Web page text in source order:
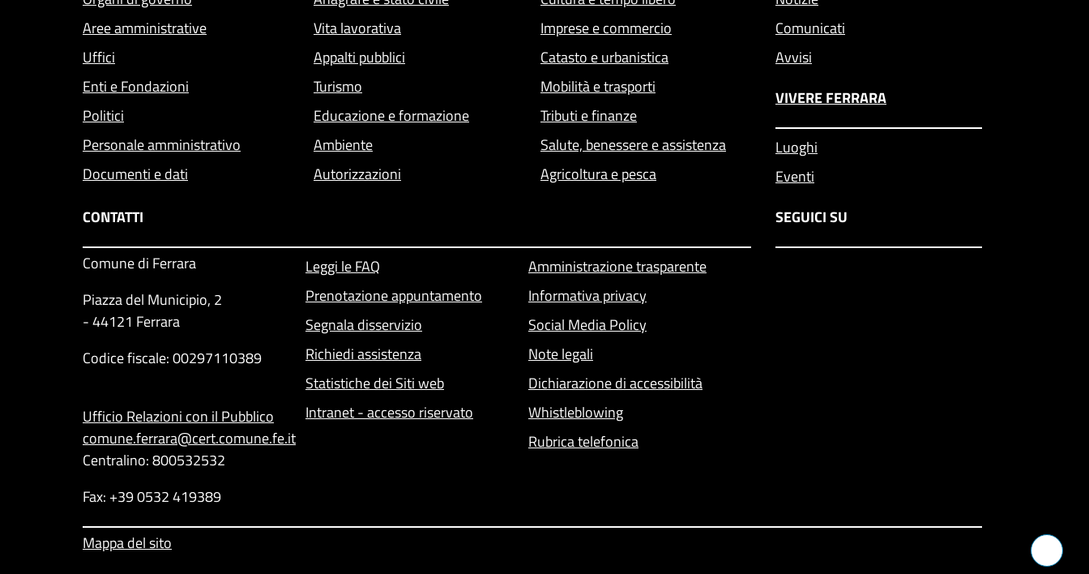
Aree amministrative
Uffici
Enti e Fondazioni
Politici
Personale amministrativo
Documenti e dati
Vita lavorativa
Imprese e commercio
Appalti pubblici
Catasto e urbanistica
Turismo
Mobilità e trasporti
Educazione e formazione
Tributi e finanze
Ambiente
Salute, benessere e assistenza
Autorizzazioni
Agricoltura e pesca
Comunicati
Avvisi
VIVERE FERRARA
Luoghi
Eventi
CONTATTI
Comune di Ferrara
Piazza del Municipio, 2
- 44121 Ferrara
Codice fiscale: 00297110389
Ufficio Relazioni con il Pubblico
comune.ferrara@cert.comune.fe.it
Centralino: 800532532
Fax: +39 0532 419389
Leggi le FAQ
Prenotazione appuntamento
Segnala disservizio
Richiedi assistenza
Statistiche dei Siti web
Intranet - accesso riservato
Amministrazione trasparente
Informativa privacy
Social Media Policy
Note legali
Dichiarazione di accessibilità
Whistleblowing
Rubrica telefonica
SEGUICI SU
Mappa del sito
Verrà